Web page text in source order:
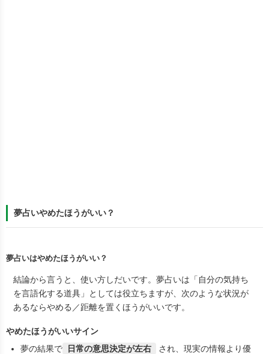
夢占いやめたほうがいい？
夢占いはやめたほうがいい？
結論から言うと、 使い方しだいです。夢占いは「自分の気持ち
を言語化する道具」としては役立ちますが、次のような状況が
あるならやめる／距離を置く ほうがいいです。
やめたほうがいいサイン
夢の結果で 日常の意思決定が左右
され、現実の情報より優